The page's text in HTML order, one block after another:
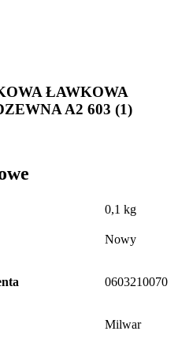
ŁAWKOWA
A2 603 (1)
0,1 kg
Nowy
0603210070
Milwar